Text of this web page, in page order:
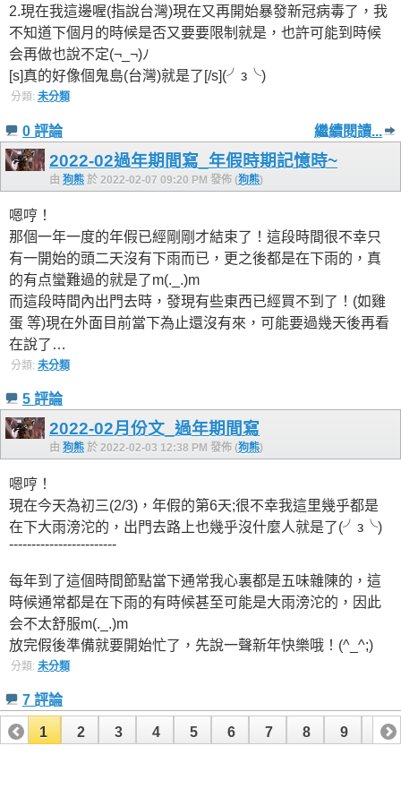
2.現在我這邊喔(指說台灣)現在又再開始暴發新冠病毒了，我
不知道下個月的時候是否又要要限制就是，也許可能到時候
会再做也說不定(¬_¬)ﾉ
[s]真的好像個鬼島(台灣)就是了[/s](╯з╰)
分類: 未分類
0 評論 繼續閱讀...
2022-02過年期間寫_年假時期記憶時~
由 狗熊 於 2022-02-07 09:20 PM 發佈 (狗熊)
嗯哼！
那個一年一度的年假已經剛剛才結束了！這段時間很不幸只
有一開始的頭二天沒有下雨而已，更之後都是在下雨的，真
的有点蠻難過的就是了m(._.)m
而這段時間內出門去時，發現有些東西已經買不到了！(如雞
蛋 等)現在外面目前當下為止還沒有來，可能要過幾天後再看
在說了…
分類: 未分類
5 評論
2022-02月份文_過年期間寫
由 狗熊 於 2022-02-03 12:38 PM 發佈 (狗熊)
嗯哼！
現在今天為初三(2/3)，年假的第6天;很不幸我這里幾乎都是
在下大雨滂沱的，出門去路上也幾乎沒什麼人就是了(╯з╰)
------------------------
每年到了這個時間節點當下通常我心裏都是五味雜陳的，這
時候通常都是在下雨的有時候甚至可能是大雨滂沱的，因此
会不太舒服m(._.)m
放完假後準備就要開始忙了，先說一聲新年快樂哦！(^_^;)
分類: 未分類
7 評論
1 2 3 4 5 6 7 8 9 10